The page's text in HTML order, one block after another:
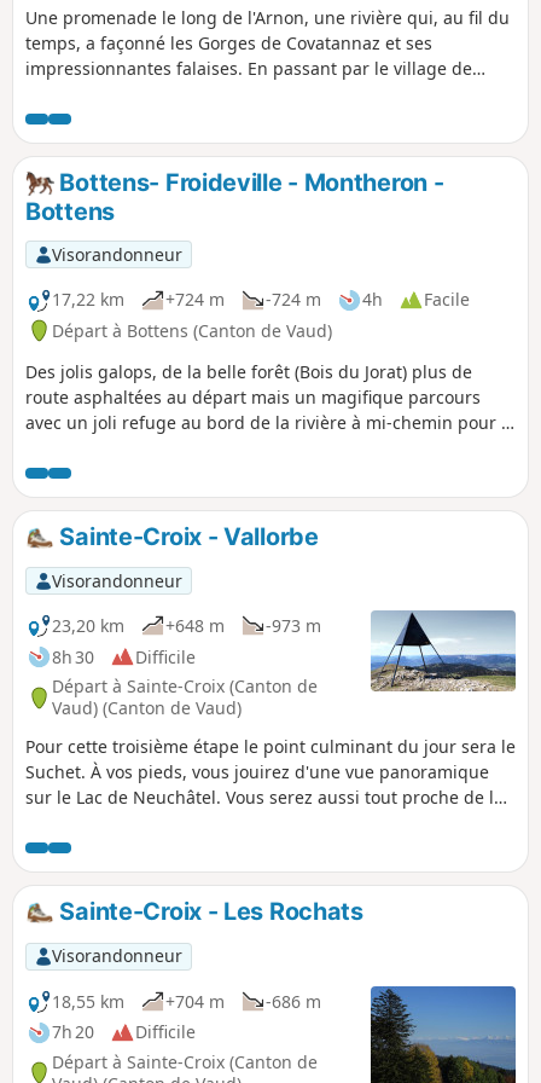
Une promenade le long de l'Arnon, une rivière qui, au fil du
temps, a façonné les Gorges de Covatannaz et ses
impressionnantes falaises. En passant par le village de
direction des Aiguilles de Baulmes, ensemble de crêts
culminant à 1560 m. Le cheminement le long de la crête
offre un magnifique panorama à 180° sur les Alpes, le Lac
de Neuchâtel, le Lac Léman et le plateau Vaudois.
Bottens- Froideville - Montheron -
Bottens
Visorandonneur
17,22 km
+724 m -724 m 4h
Facile
Départ à Bottens (Canton de Vaud)
Des jolis galops, de la belle forêt (Bois du Jorat) plus de
route asphaltées au départ mais un magifique parcours
avec un joli refuge au bord de la rivière à mi-chemin pour le
bordure de lisère de forêts ou champs s'ils ne sont pas
fauchés!
Sainte-Croix - Vallorbe
Visorandonneur
23,20 km
+648 m
-973 m
8h 30
Difficile
Départ à Sainte-Croix (Canton de
Vaud) (Canton de Vaud)
Pour cette troisième étape le point culminant du jour sera le
Suchet. À vos pieds, vous jouirez d'une vue panoramique
sur le Lac de Neuchâtel. Vous serez aussi tout proche de la
présence de l'ancien artisanat du chemin de fer.
Sainte-Croix - Les Rochats
Visorandonneur
18,55 km
+704 m
-686 m
7h 20
Difficile
Départ à Sainte-Croix (Canton de